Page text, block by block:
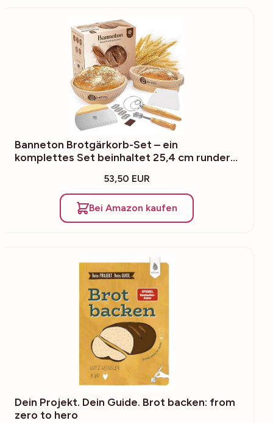
Banneton Brotgärkorb-Set – ein
komplettes Set beinhaltet 25,4 cm runder…
53,50 EUR
Bei Amazon kaufen
Dein Projekt. Dein Guide. Brot backen: from
zero to hero